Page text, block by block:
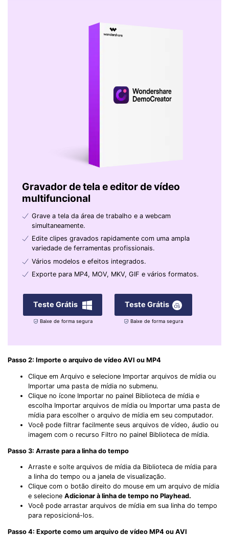
Gravador de tela e editor de vídeo
multifuncional
Grave a tela da área de trabalho e a webcam
simultaneamente.
Edite clipes gravados rapidamente com uma ampla
variedade de ferramentas profissionais.
Vários modelos e efeitos integrados.
Exporte para MP4, MOV, MKV, GIF e vários formatos.
Teste Grátis
Baixe de forma segura
Teste Grátis
Baixe de forma segura
Passo 2: Importe o arquivo de vídeo AVI ou MP4
Clique em Arquivo e selecione Importar arquivos de mídia ou
Importar uma pasta de mídia no submenu.
Clique no ícone Importar no painel Biblioteca de mídia e
escolha Importar arquivos de mídia ou Importar uma pasta de
mídia para escolher o arquivo de mídia em seu computador.
Você pode filtrar facilmente seus arquivos de vídeo, áudio ou
imagem com o recurso Filtro no painel Biblioteca de mídia.
Passo 3: Arraste para a linha do tempo
Arraste e solte arquivos de mídia da Biblioteca de mídia para
a linha do tempo ou a janela de visualização.
Clique com o botão direito do mouse em um arquivo de mídia
e selecione Adicionar à linha de tempo no Playhead.
Você pode arrastar arquivos de mídia em sua linha do tempo
para reposicioná-los.
Passo 4: Exporte como um arquivo de vídeo MP4 ou AVI